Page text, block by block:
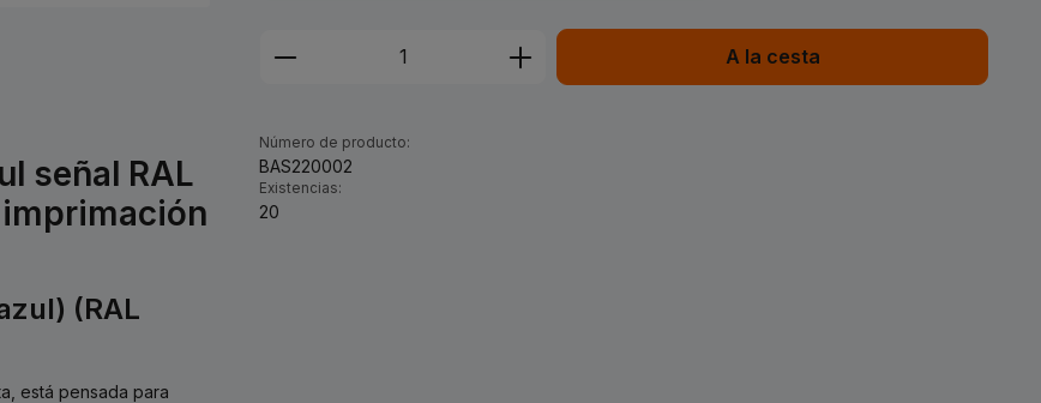
Cantidad del producto: introduce la cantidad deseada
A la cesta
Número de producto:
BAS220002
Existencias:
20
señal RAL
imprimación
(RAL
está pensada para